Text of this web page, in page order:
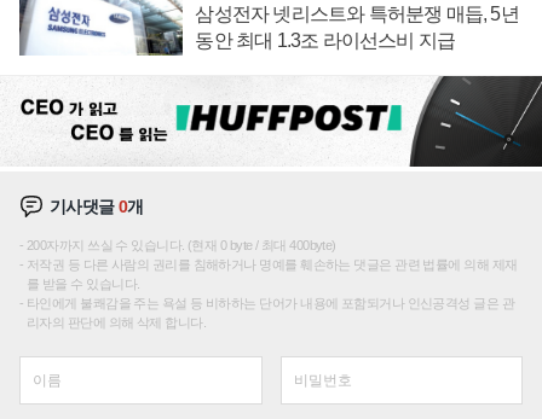
삼성전자 넷리스트와 특허분쟁 매듭, 5년
동안 최대 1.3조 라이선스비 지급
기사댓글0개
200자까지 쓰실 수 있습니다. (현재 0 byte / 최대 400byte)
저작권 등 다른 사람의 권리를 침해하거나 명예를 훼손하는 댓글은 관련 법률에 의해 제재
를 받을 수 있습니다.
타인에게 불쾌감을 주는 욕설 등 비하하는 단어가 내용에 포함되거나 인신공격성 글은 관
리자의 판단에 의해 삭제 합니다.